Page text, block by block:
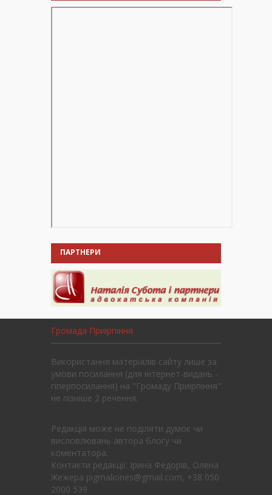
ПАРТНЕРИ
Громада Приірпіння
Використання матеріалів сайту лише за
умови посилання (для інтернет-видань -
гіперпосилання) на "Громаду Приірпіння"
не пізніше 2 речення.
Редакція може не поділяти думок чи
висловлювань автора блогу чи
коментатора.
Контакти редакції: Ірина Федорів, Олена
Жежера pigmaliones@gmail.com, +38 050
2000 539